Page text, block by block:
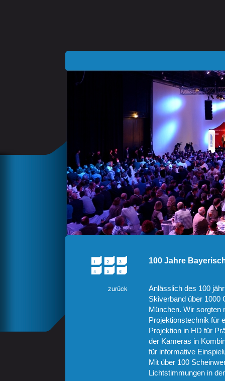
100 Jahre
Anlässlich des 100
Skiverband über 1000
München. Wir sorgten
Projektionstechnik für
Projektion in HD für
der Kameras in
für informative
Mit über 100
Lichtstimmungen in